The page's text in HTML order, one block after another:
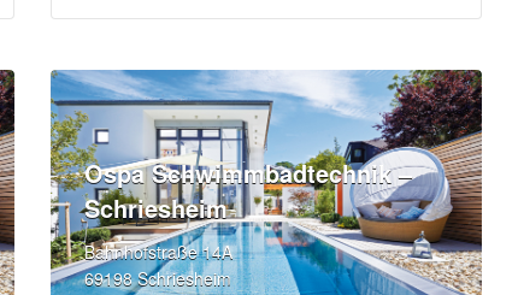
Ospa Schwimmbadtechnik –
Schriesheim
Bahnhofstraße 14A
69198 Schriesheim